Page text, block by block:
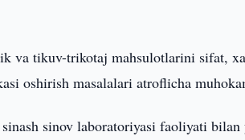
va tikuv-trikotaj mahsulotlarini sifat,
oshirish masalalari atroflicha
sinov laboratoriyasi faoliyati bilan